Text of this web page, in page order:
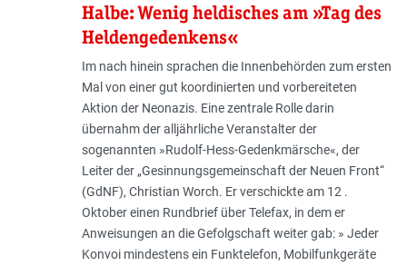
Halbe: Wenig heldisches am »Tag des
Heldengedenkens«
Im nach hinein sprachen die Innenbehörden zum ersten
Mal von einer gut koordinierten und vorbereiteten
Aktion der Neonazis. Eine zentrale Rolle darin
übernahm der alljährliche Veranstalter der
sogenannten »Rudolf-Hess-Gedenkmärsche«, der
Leiter der „Gesinnungsgemeinschaft der Neuen Front“
(GdNF), Christian Worch. Er verschickte am 12 .
Oktober einen Rundbrief über Telefax, in dem er
Anweisungen an die Gefolgschaft weiter gab: » Jeder
Konvoi mindestens ein Funktelefon, Mobilfunkgeräte